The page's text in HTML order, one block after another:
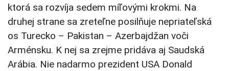
ktorá sa rozvíja sedem míľovými krokmi. Na
druhej strane sa zreteľne posilňuje nepriateľská
os Turecko – Pakistan – Azerbajdžan voči
Arménsku. K nej sa zrejme pridáva aj Saudská
Arábia. Nie nadarmo prezident USA Donald